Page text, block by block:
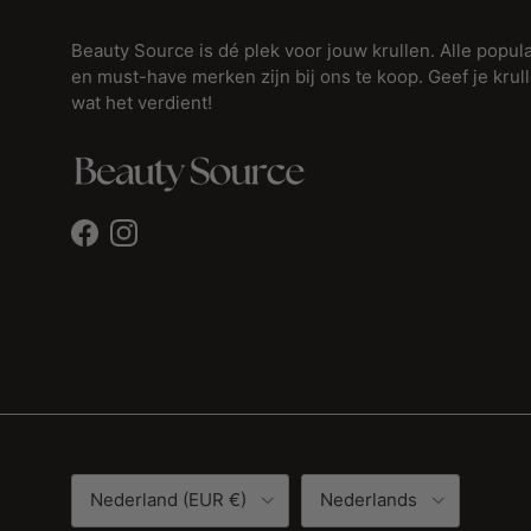
Beauty Source is dé plek voor jouw krullen. Alle
en must-have merken zijn bij ons te koop. Geef je
wat het verdient!
FacebookInstagram
Land/Regio
Nederland (EUR €)
Taal
Nederlands